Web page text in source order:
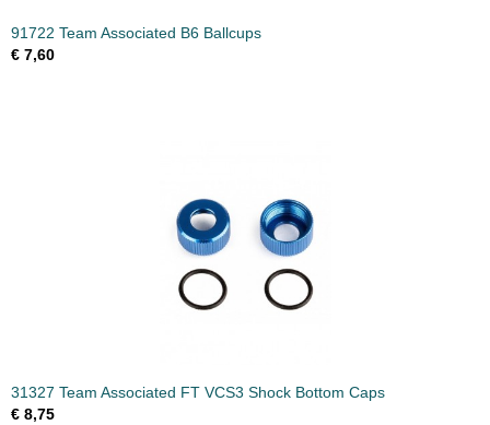
91722 Team Associated B6 Ballcups
€ 7,60
31327 Team Associated FT VCS3 Shock Bottom Caps
€ 8,75